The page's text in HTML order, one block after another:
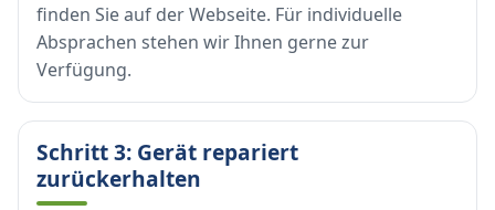
finden Sie auf der Webseite. Für individuelle
Absprachen stehen wir Ihnen gerne zur
Verfügung.
Schritt 3: Gerät repariert
zurückerhalten